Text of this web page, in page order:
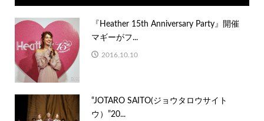
『Heather 15th Anniversary Party』開催
マギーがフ...
2016.10.10
“JOTARO SAITO(ジョウタロウサイト
ウ）”20...